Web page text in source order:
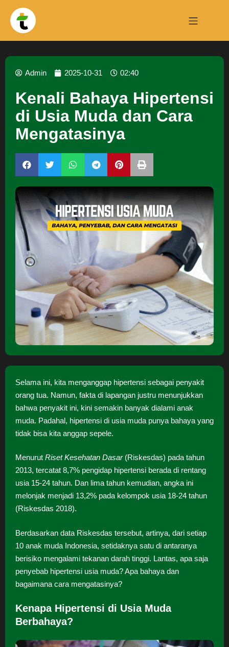
Admin 2025-10-31 02:40
Kenali Bahaya Hipertensi
di Usia Muda dan Cara
Mengatasinya
Selama ini, kita menganggap hipertensi sebagai penyakit
orang tua. Namun, fakta di lapangan justru menunjukkan
bahwa penyakit ini, kini semakin banyak dialami anak
muda. Padahal, hipertensi di usia muda punya bahaya yang
tidak bisa kita anggap sepele.
Menurut Riset Kesehatan Dasar(Riskesdas) pada tahun
2013, tercatat 8,7% pengidap hipertensi berada di rentang
usia 15-24 tahun. Dan lima tahun kemudian, angka ini
melonjak menjadi 13,2% pada kelompok usia 18-24 tahun
(Riskesdas 2018).
Berdasarkan data Riskesdas tersebut, artinya, dari setiap
10 anak muda Indonesia, setidaknya satu di antaranya
berisiko mengalami tekanan darah tinggi. Lantas, apa saja
penyebab hipertensi usia muda? Apa bahaya dan
bagaimana cara mengatasinya?
Kenapa Hipertensi di Usia Muda
Berbahaya?